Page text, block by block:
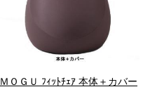
ＭＯＧＵ ﾌｨｯﾄﾁｪｱ 本体＋カバー